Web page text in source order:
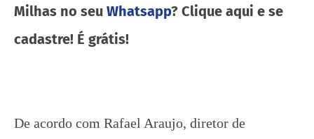
Milhas no seu Whatsapp? Clique aqui e se
cadastre! É grátis!
De acordo com Rafael Araujo, diretor de